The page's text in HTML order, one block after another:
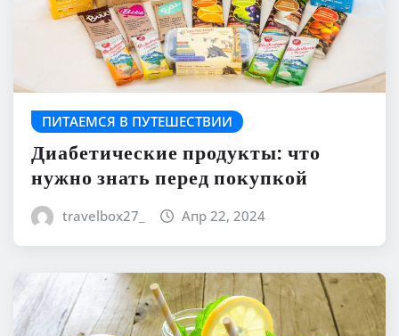
ПИТАЕМСЯ В ПУТЕШЕСТВИИ
Диабетические продукты: что
нужно знать перед покупкой
travelbox27_ Апр 22, 2024